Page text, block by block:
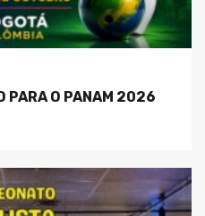
PARA O PANAM 2026